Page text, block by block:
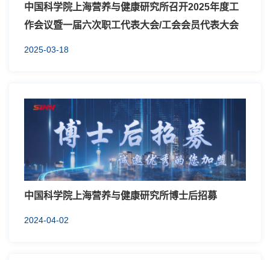
中国科学院上海营养与健康研究所召开2025年度工
作会议暨一届六次职工代表大会/工会会员代表大会
2025-03-18
中国科学院上海营养与健康研究所博士后招募
2024-04-02